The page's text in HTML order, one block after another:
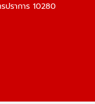
ปราการ 10280